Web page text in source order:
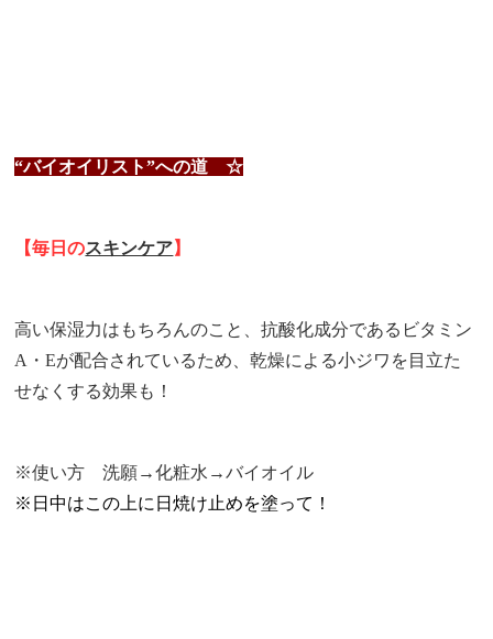
“バイオイリスト”への道 ☆
【毎日のスキンケア】
高い保湿力はもちろんのこと、抗酸化成分であるビタミン
A・Eが配合されているため、乾燥による小ジワを目立た
せなくする効果も！
※使い方 洗願→化粧水→バイオイル
※日中はこの上に日焼け止めを塗って！